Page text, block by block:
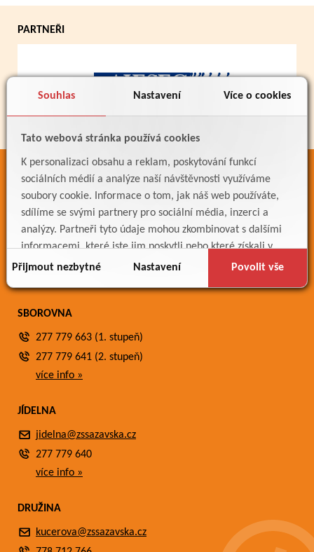
Souhlas Nastavení Více o cookies
Tato webová stránka používá cookies
K personalizaci obsahu a reklam, poskytování funkcí
sociálních médií a analýze naší návštěvnosti využíváme
soubory cookie. Informace o tom, jak náš web používáte,
sdílíme se svými partnery pro sociální média, inzerci a
analýzy. Partneři tyto údaje mohou zkombinovat s dalšími
informacemi, které jste jim poskytli nebo které získali v
důsledku toho, že používáte jejich služby.
Přijmout nezbytné Nastavení Povolit vše
PARTNEŘI
ODKAZY
Bakaláři
Jídelníček
Meteostanice
SBOROVNA
277 779 663 (1. stupeň)
277 779 641 (2. stupeň)
více info »
JÍDELNA
jidelna@zssazavska.cz
277 779 640
více info »
DRUŽINA
kucerova@zssazavska.cz